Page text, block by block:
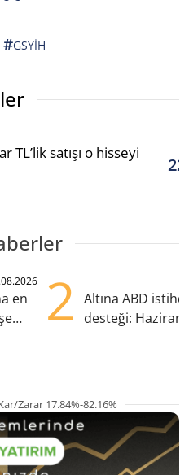
#GSYİH
TL’lik satışı o hisseyi
en
2
Altına ABD
desteği:
Zarar 17.84%-82.16%